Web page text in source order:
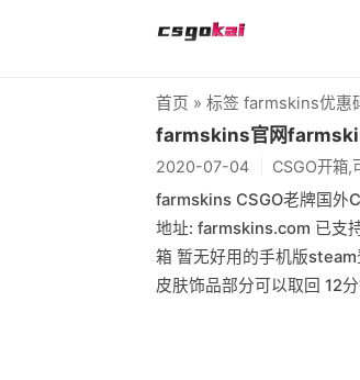
首页 » 标签 farmskins优惠
farmskins官网
2020-07-04 CSGO开箱,
farmskins CSGO老牌国外
地址: farmskins.com 已支
箱 暂无好用的手机版
皮肤饰品部分可以取回 12